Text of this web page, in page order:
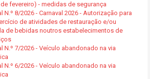
de fevereiro) - medidas de segurança
N.º 8/2026 - Carnaval 2026 - Autorização para
de atividades de restauração e/ou
de bebidas noutros estabelecimentos de
N.º 7/2026 - Veículo abandonado na via
N.º 6/2026 - Veículo abandonado na via